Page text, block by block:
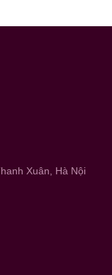
Xuân, Hà Nội